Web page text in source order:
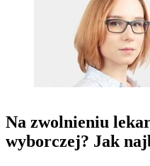
Na zwolnieniu
wyborczej? Jak